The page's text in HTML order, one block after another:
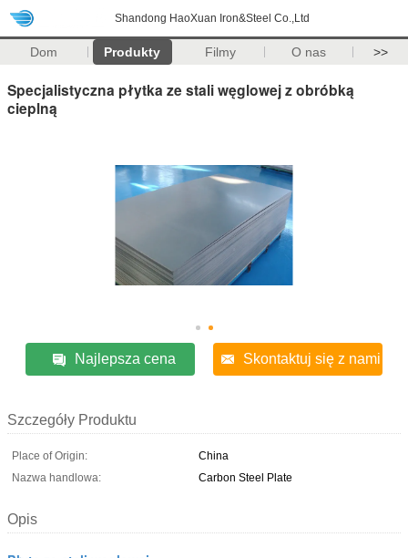
Shandong HaoXuan Iron&Steel Co.,Ltd
Dom Produkty Filmy O nas >>
Specjalistyczna płytka ze stali węglowej z obróbką
cieplną
Najlepsza cena Skontaktuj się z nami
Szczegóły Produktu
Place of Origin:
China
Nazwa handlowa:
Carbon Steel Plate
Opis